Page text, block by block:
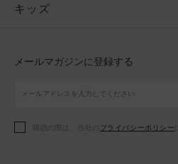
キッズ
アクセサリー
ボトムス
アクセサリー
トップス
シューズ
アクセサリー
キッズ
シューズ
メールマガジンに登録する
購読の際は、当社の プライバシーポリシー